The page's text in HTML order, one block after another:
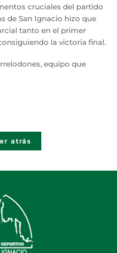
cruciales del partido
de San Ignacio hizo que
tanto en el primer
la victoria final.
equipo que
atrás